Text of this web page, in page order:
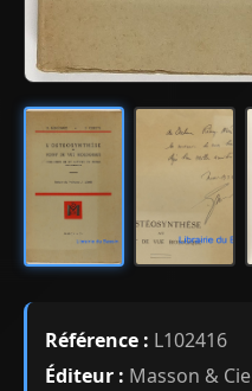
Référence : L102416
Éditeur : Masson & Cie